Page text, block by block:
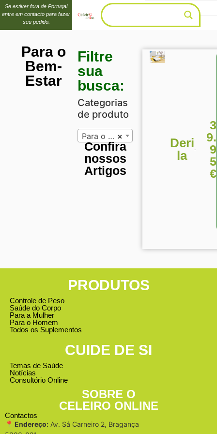
Se estiver fora de Portugal
entre em contacto para fazer
seu pedido.
Para o
Bem-
Estar
Filtre
sua
busca:
Categorias
de produto
×
Para o Bem-Estar (1)
Confira
nossos
Artigos
Deri
la
-
3
9.
9
5
€
PRODUTOS
Controle de Peso
Saúde do Corpo
Para a Mulher
Para o Homem
Todos os Suplementos
CUIDE DE SI
Temas de Saúde
Notícias
Consultório Online
SOBRE O
CELEIRO ONLINE
Contactos
📍 Endereço: Av. Sá Carneiro 2, Bragança